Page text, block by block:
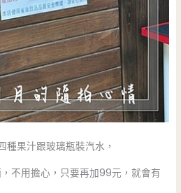
種果汁跟玻璃瓶裝汽水，
不用擔心，只要再加99元，就會有